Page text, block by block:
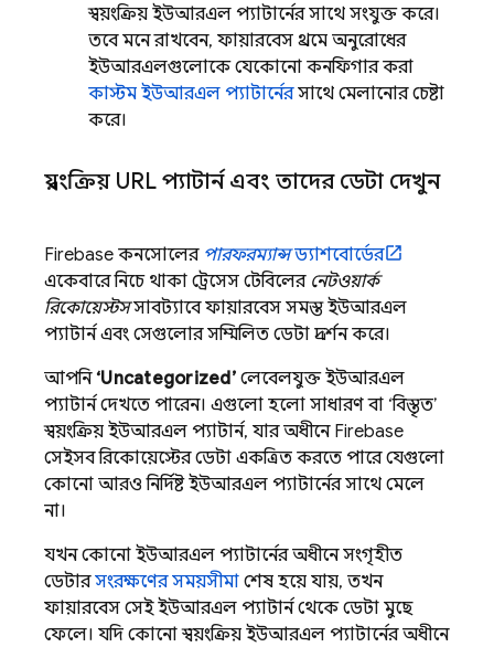
স্বয়ংক্রিয় ইউআরএল প্যাটার্নের সাথে সংযুক্ত করে।
তবে মনে রাখবেন, ফায়ারবেস প্রথমে অনুরোধের
ইউআরএলগুলোকে যেকোনো কনফিগার করা
কাস্টম ইউআরএল প্যাটার্নেরসাথে মেলানোর চেষ্টা
করে।
স্বয়ংক্রিয় URL প্যাটার্ন এবং তাদের ডেটা দেখুন
Firebase কনসোলের পারফরম্যান্সড্যাশবোর্ডের
একেবারে নিচে থাকা ট্রেসেস টেবিলের নেটওয়ার্ক
রিকোয়েস্টসসাবট্যাবে ফায়ারবেস সমস্ত ইউআরএল
প্যাটার্ন এবং সেগুলোর সম্মিলিত ডেটা প্রদর্শন করে।
আপনি‘Uncategorized’লেবেলযুক্ত ইউআরএল
প্যাটার্ন দেখতে পারেন। এগুলো হলো সাধারণ বা ‘বিস্তৃত’
স্বয়ংক্রিয় ইউআরএল প্যাটার্ন, যার অধীনে Firebase
সেইসব রিকোয়েস্টের ডেটা একত্রিত করতে পারে যেগুলো
কোনো আরও নির্দিষ্ট ইউআরএল প্যাটার্নের সাথে মেলে
না।
যখন কোনো ইউআরএল প্যাটার্নের অধীনে সংগৃহীত
ডেটারসংরক্ষণের সময়সীমা শেষ হয়ে যায়, তখন
ফায়ারবেস সেই ইউআরএল প্যাটার্ন থেকে ডেটা মুছে
ফেলে। যদি কোনো স্বয়ংক্রিয় ইউআরএল প্যাটার্নের অধীনে